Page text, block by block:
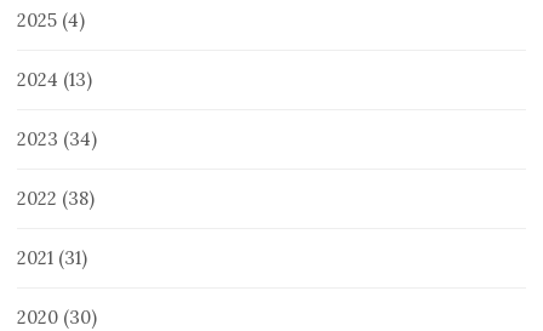
2025 (4)
2024 (13)
2023 (34)
2022 (38)
2021 (31)
2020 (30)